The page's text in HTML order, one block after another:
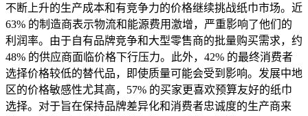
不断上升的生产成本和有竞争力的价格继续挑战纸巾市场。近
63% 的制造商表示物流和能源费用激增，严重影响了他们的
利润率。由于自有品牌竞争和大型零售商的批量购买需求，约
48% 的供应商面临价格下行压力。此外，42% 的最终消费者
选择价格较低的替代品，即使质量可能会受到影响。发展中地
区的价格敏感性尤其高，57% 的买家更喜欢预算友好的纸巾
选择。对于旨在保持品牌差异化和消费者忠诚度的生产商来